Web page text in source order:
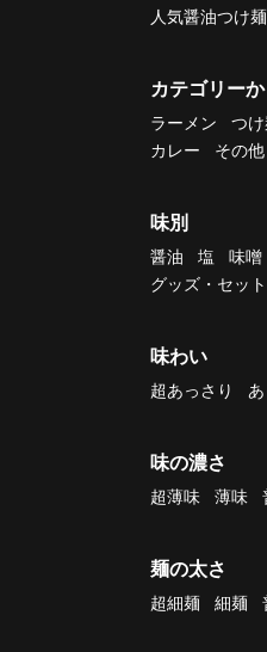
人気醤油つけ
カテゴリー
ラーメン つ
カレー
その他
味別
醤油 塩 味噌
グッズ・セット
味わい
超あっさり
味の濃さ
超薄味 薄味
麺の太さ
超細麺 細麺